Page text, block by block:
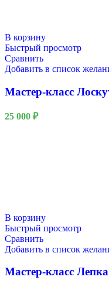
В корзину
Быстрый просмотр
Сравнить
Добавить в список
Мастер-класс
25 000 ₽
В корзину
Быстрый просмотр
Сравнить
Добавить в список
Мастер-класс